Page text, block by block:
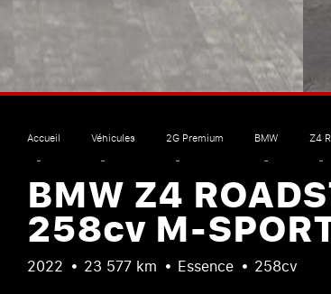
Accueil Véhicules 2G Premium BMW Z4
BMW Z4
258cv M-
2022 23 577 km Essence 258cv